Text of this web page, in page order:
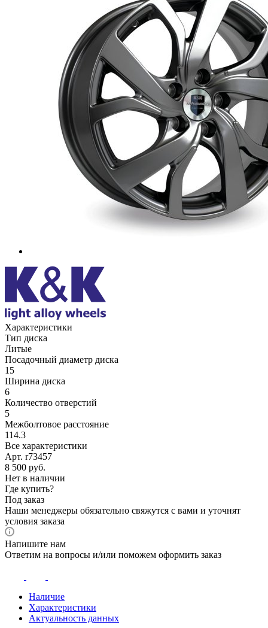
Характеристики
Тип диска
Литые
Посадочный диаметр диска
15
Ширина диска
6
Количество отверстий
5
Межболтовое расстояние
114.3
Все характеристики
Арт. r73457
8 500 руб.
Нет в наличии
Где купить?
Под заказ
Наши менеджеры обязательно свяжутся с вами и уточнят
условия заказа
Напишите нам
Ответим на вопросы и/или поможем оформить заказ
Наличие
Характеристики
Актуальность данных